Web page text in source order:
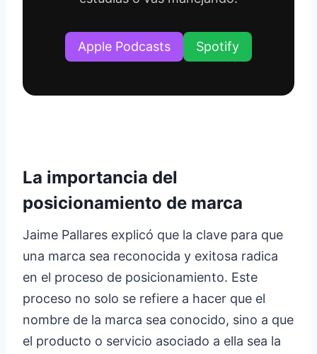
Apple Podcasts Spotify
La importancia del
posicionamiento de marca
Jaime Pallares explicó que la clave para que
una marca sea reconocida y exitosa radica
en el proceso de posicionamiento. Este
proceso no solo se refiere a hacer que el
nombre de la marca sea conocido, sino a que
el producto o servicio asociado a ella sea la